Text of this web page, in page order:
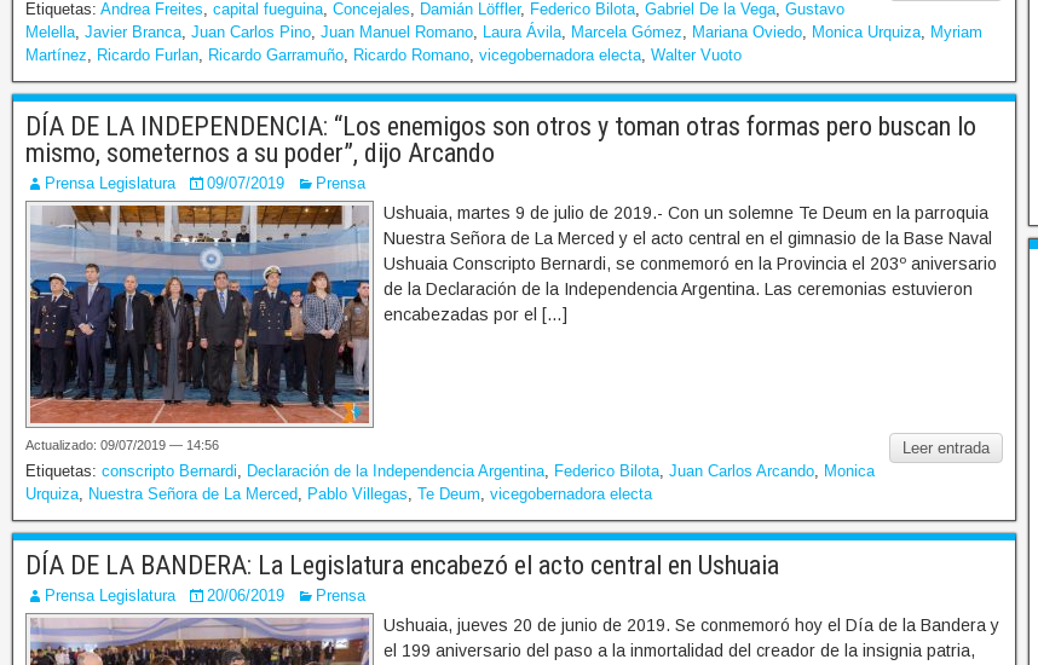
Etiquetas: Andrea Freites, capital fueguina, Concejales, Damián Löffler, Federico Bilota, Gabriel De la Vega, Gustavo
Melella, Javier Branca, Juan Carlos Pino, Juan Manuel Romano, Laura Ávila, Marcela Gómez, Mariana Oviedo, Monica Urquiza, Myriam
Martínez, Ricardo Furlan, Ricardo Garramuño, Ricardo Romano, vicegobernadora electa, Walter Vuoto
DÍA DE LA INDEPENDENCIA: “Los enemigos son otros y toman otras formas pero buscan lo
mismo, someternos a su poder”, dijo Arcando
Prensa Legislatura 09/07/2019 Prensa
Ushuaia, martes 9 de julio de 2019.- Con un solemne Te Deum en la parroquia
Nuestra Señora de La Merced y el acto central en el gimnasio de la Base Naval
Ushuaia Conscripto Bernardi, se conmemoró en la Provincia el 203º aniversario
de la Declaración de la Independencia Argentina. Las ceremonias estuvieron
encabezadas por el […]
Leer entrada
Actualizado: 09/07/2019 — 14:56
Etiquetas: conscripto Bernardi, Declaración de la Independencia Argentina, Federico Bilota, Juan Carlos Arcando, Monica
Urquiza, Nuestra Señora de La Merced, Pablo Villegas, Te Deum, vicegobernadora electa
DÍA DE LA BANDERA: La Legislatura encabezó el acto central en Ushuaia
Prensa Legislatura 20/06/2019 Prensa
Ushuaia, jueves 20 de junio de 2019. Se conmemoró hoy el Día de la Bandera y
el 199 aniversario del paso a la inmortalidad del creador de la insignia patria,